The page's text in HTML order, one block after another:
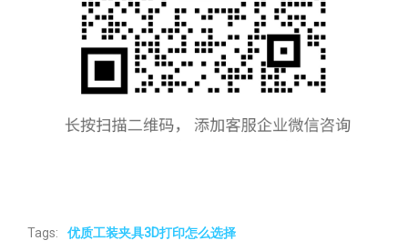
Tags: 优质工装夹具3D打印怎么选择